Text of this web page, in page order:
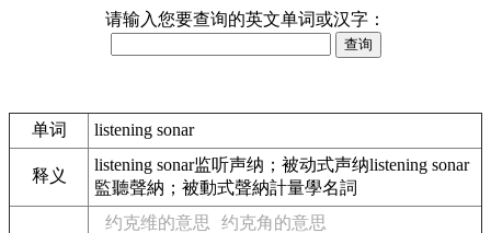
请输入您要查询的英文单词或汉字：
单词 listening sonar
释义
listening sonar监听声纳；被动式声纳listening sonar
監聽聲納；被動式聲納計量學名詞
约克维的意思
约克角的意思